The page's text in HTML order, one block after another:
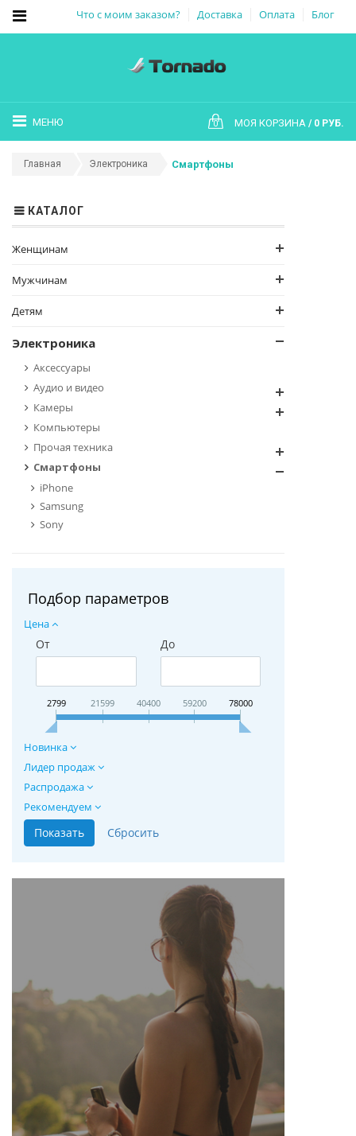
Что с моим заказом? Доставка Оплата Блог
МЕНЮ 0 МОЯ КОРЗИНА 0 РУБ.
Главная Электроника Смартфоны
КАТАЛОГ
Женщинам
Мужчинам
Детям
Электроника
Аксессуары
Аудио и видео
Камеры
Компьютеры
Прочая техника
Смартфоны
iPhone
Samsung
Sony
Подбор параметров
Цена
От До
2799 21599 40400 59200 78000
Новинка
Лидер продаж
Распродажа
Рекомендуем